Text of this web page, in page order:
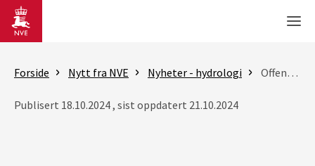
Gå til hovedinnhold
Forside Nytt fra NVE Nyheter - hydrologi Offentlig høring: veileder for flomberegning
Publisert 18.10.2024 , sist oppdatert 21.10.2024